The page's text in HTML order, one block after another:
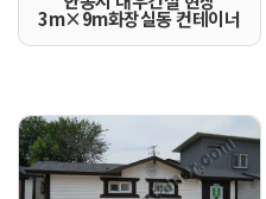
3m×9m화장실동 컨테이너